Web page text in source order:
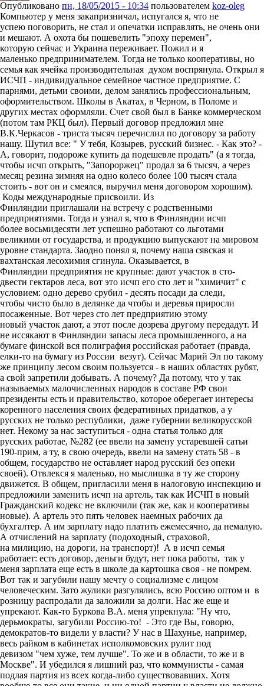
Опубликовано пн, 18/05/2015 - 10:34 пользователем koz-oleg
Компьютер у меня закапризничал, испугался я, что не
успею поговорить, не стал и опечатки исправлять, не очень они
и мешают. А охота бы пошевелить "эпоху перемен",
которую сейчас и Украина переживает. Пожил и я
маленько предпринимателем. Тогда не только кооперативы, но
семья как ячейка производительная духом воспрянула. Открыл я
ИСЧП - индивидуальное семейное частное предприятие. С
парнями, детьми своими, делом занялись профессиональным,
оформительством. Школы в Акатах, в Черном, в Поломе и
других местах оформляли. Счет свой был в Банке коммерческом
(потом там РКЦ был). Первый договор предложил мне
В.К.Черкасов - триста тысяч перечислил по договору за работу
нашу. Шутил все: " У тебя, Козырев, русский бизнес. - Как это? -
А, говорит, подороже купить да подешевле продать" (а я тогда,
чтобы исчп открыть, "Запороржец" продал за 6 тысяч, а через
месяц резина зимняя на одно колесо более 100 тысяч стала
стоить - вот он и смеялся, выручил меня договором хорошим).
Коды международные присвоили. Из
Финляндии приглашали на встречу с родственными
предприятиями. Тогда и узнал я, что в Финляндии исчп
более восьмидесяти лет успешно работают со льготами
великими от государства, и продукцию выпускают на мировом
уровне стандарта. Заодно понял я, почему наша сявская и
вахтанская лесохимия сгинула. Оказывается, в
Финляндии предприятия не крупные: дают участок в сто-
двести гектаров леса, вот это исчп его сто лет и "химичит" с
условием: одно дерево срубил - десять посади да следи,
чтобы чисто было в делянке да чтобы и деревья приросли
посаженные. Вот через сто лет предприятию этому
новый участок дают, а этот после дозрева другому передадут. И
не иссякают в Финляндии запасы леса промышленного, а на
бумаге финской вся полиграфия российская работает (правда,
елки-то на бумагу из России везут). Сейчас Марий Эл по такому
же принципу лесом своим пользуется - в наших областях рубят,
а свой запретили добывать. А почему? Да потому, что у так
называемых малочисленных народов в составе РФ свои
президенты есть и правительство, которое оберегает интересы
коренного населения своих федеративных придатков, а у
русских не только республики, даже губернии великорусской
нет. Некому за нас заступиться - одна статья только для
русских работае, №282 (ее ввели на замену устаревшей сатьи
190-прим, а ту, в свою очередь, ввели на замену стать 58 - в
общем, государство не оставляет народ русский без опеки
своей). Отвлекся я маленько, но мыслишка в ту же сторону
движется. В общем, пригласили меня в налоговую инспекцию и
предложили заменить исчп на артель, так как ИСЧП в новый
Гражданский кодекс не включили (так же, как и кооперативы
новые). А артель это пять человек наемных рабочих да
бухгалтер. А им зарплату надо платить ежемесячно, да немалую.
А отчислений на зарплату (подоходный, страховой,
на милицию, на дороги, на транспорт)! А в исчп семья
работает: есть договор, деньги будут, нет пока работы, так у
меня зарплата еще есть в школе да картошка своя - не помрем.
Вот так и загубили нашу мечту о социализме с лицом
человеческим. Зато жулики разгулялись, всю Россию оптом и в
розницу распродали да заложили за долги. Нас же еще и
упрекают. Как-то Буркова В.А. меня упрекнула: "Ну что,
дерьмократы, загубили Россию-то! - Это где Вы, говорю,
демократов-то видели у власти? У нас в Шахунье, например,
весь райком в кабинетах исполкомовских рулит под
девизом "чем хуже, тем лучше". То же и в области, то же и в
Москве". И убедился я лишний раз, что коммунисты - самая
подлая партия из всех когда-либо существовавших. Хотя